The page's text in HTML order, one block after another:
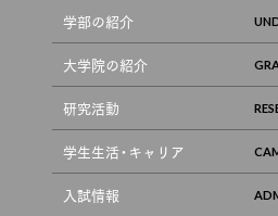
学部の紹介
大学院の紹介
研究活動
学生生活・キャリア
入試情報